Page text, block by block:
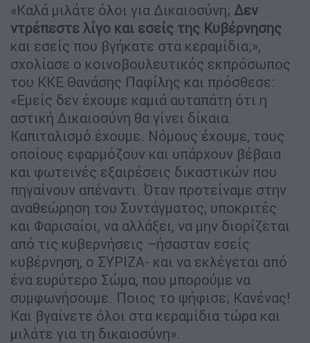
«Καλά μιλάτε όλοι για Δικαιοσύνη; Δεν
ντρέπεστε λίγο και εσείς της Κυβέρνησης
και εσείς που βγήκατε στα κεραμίδια;»,
σχολίασε ο κοινοβουλευτικός εκπρόσωπος
του ΚΚΕ Θανάσης Παφίλης και πρόσθεσε:
«Εμείς δεν έχουμε καμιά αυταπάτη ότι η
αστική Δικαιοσύνη θα γίνει δίκαια.
Καπιταλισμό έχουμε. Νόμους έχουμε, τους
οποίους εφαρμόζουν και υπάρχουν βέβαια
και φωτεινές εξαιρέσεις δικαστικών που
πηγαίνουν απέναντι. Όταν προτείναμε στην
αναθεώρηση του Συντάγματος, υποκριτές
και Φαρισαίοι, να αλλάξει, να μην διορίζεται
από τις κυβερνήσεις –ήσασταν εσείς
κυβέρνηση, ο ΣΥΡΙΖΑ- και να εκλέγεται από
ένα ευρύτερο Σώμα, που μπορούμε να
συμφωνήσουμε. Ποιος το ψήφισε; Κανένας!
Και βγαίνετε όλοι στα κεραμίδια τώρα και
μιλάτε για τη δικαιοσύνη».